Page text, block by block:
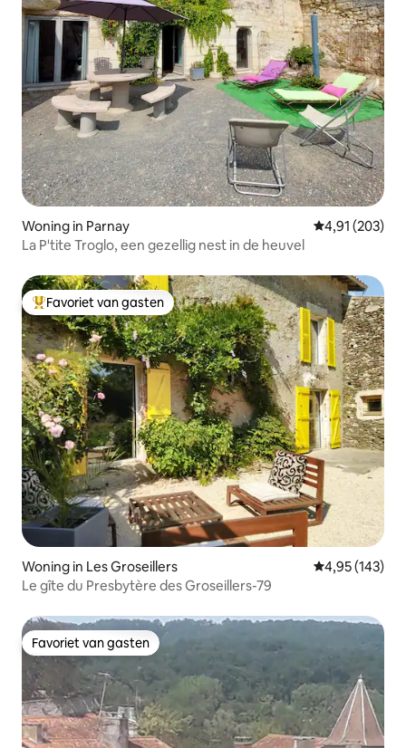
Woning in Parnay Gemiddelde
4,91 (203)
La P'tite Troglo, een gezellig nest in de heuvel
Topfavoriet van gasten
Favoriet van gasten
Woning in Les Groseillers Gemiddelde
4,95 (143)
Le gîte du Presbytère des Groseillers-79
Favoriet van gasten
Favoriet van gasten